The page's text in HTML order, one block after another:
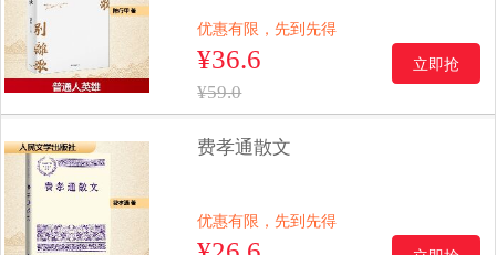
优惠有限，先到先得
¥36.6
¥59.0
立即抢
费孝通散文
优惠有限，先到先得